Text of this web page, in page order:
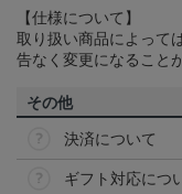
【仕様について】
取り扱い商品によって
告なく変更になること
その他
決済について
ギフト対応につ